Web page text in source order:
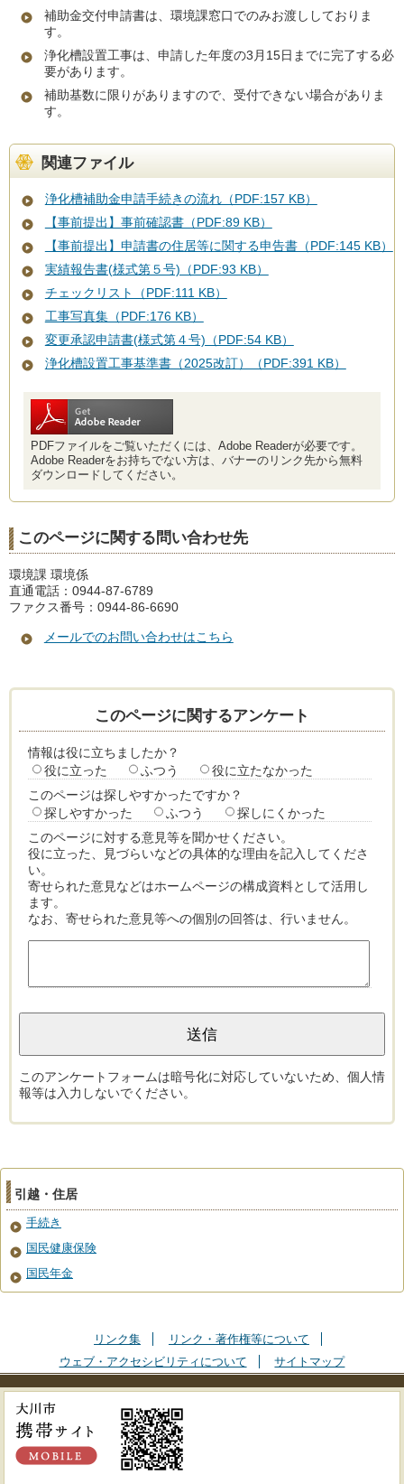
補助金交付申請書は、環境課窓口でのみお渡ししておりま
す。
浄化槽設置工事は、申請した年度の3月15日までに完了する必
要があります。
補助基数に限りがありますので、受付できない場合がありま
す。
関連ファイル
浄化槽補助金申請手続きの流れ（PDF:157 KB）
【事前提出】事前確認書（PDF:89 KB）
【事前提出】申請書の住居等に関する申告書（PDF:145 KB）
実績報告書(様式第５号)（PDF:93 KB）
チェックリスト（PDF:111 KB）
工事写真集（PDF:176 KB）
変更承認申請書(様式第４号)（PDF:54 KB）
浄化槽設置工事基準書（2025改訂）（PDF:391 KB）
PDFファイルをご覧いただくには、Adobe Readerが必要です。
Adobe Readerをお持ちでない方は、バナーのリンク先から無料
ダウンロードしてください。
このページに関する問い合わせ先
環境課 環境係
直通電話：0944-87-6789
ファクス番号：0944-86-6690
メールでのお問い合わせはこちら
このページに関するアンケート
情報は役に立ちましたか？
役に立った
ふつう
役に立たなかった
このページは探しやすかったですか？
探しやすかった
ふつう
探しにくかった
このページに対する意見等を聞かせください。
役に立った、見づらいなどの具体的な理由を記入してくださ
い。
寄せられた意見などはホームページの構成資料として活用し
ます。
なお、寄せられた意見等への個別の回答は、行いません。
このアンケートフォームは暗号化に対応していないため、個人情
報等は入力しないでください。
引越・住居
手続き
国民健康保険
国民年金
リンク集
リンク・著作権等について
ウェブ・アクセシビリティについて
サイトマップ